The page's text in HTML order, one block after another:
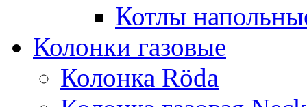
Котлы
Колонки газовые
Колонка Rӧda